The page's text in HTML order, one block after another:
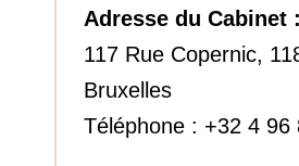
Adresse du Cabinet :
117 Rue Copernic,
Bruxelles
Téléphone : +32 4 96